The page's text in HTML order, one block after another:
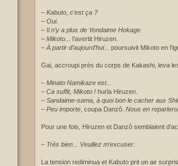
– Kabuto, c’est ça ?
– Oui.
– Il n’y a plus de Yondaime Hokage.
– Mikoto...
l’avertit Hiruzen.
– À partir d’aujourd’hui... poursuivit Mikoto en
Gai, accroupi près du corps de Kakashi, leva
– Minato Namikaze est...
– Ca suffit, Mikoto ! hurla Hiruzen.
– Sandaime-sama, à quoi bon le cacher aux
– Peu importe , coupa Danzô. Nous en
Pour une fois, Hiruzen et Danzô semblaient
– Très bien... Veuillez m’excuser.
La tension rediminua et Kabuto prit un air